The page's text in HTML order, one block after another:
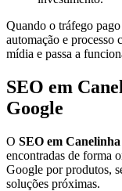
Quando o tráfego
automação e processo
mídia e passa a
SEO em
Google
O SEO em Canelinha
encontradas de forma
Google por produtos,
soluções próximas.